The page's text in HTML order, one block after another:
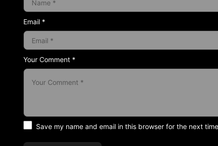
Your Comment *
Email *
Save my name and email in this browser for the next